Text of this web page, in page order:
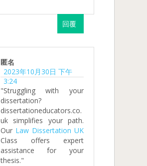
回覆
匿名
2023年10月30日 下午
3:24
"Struggling with your
dissertation?
dissertationeducators.co.
uk simplifies your path.
Our Law Dissertation UK
Class offers expert
assistance for your
thesis."